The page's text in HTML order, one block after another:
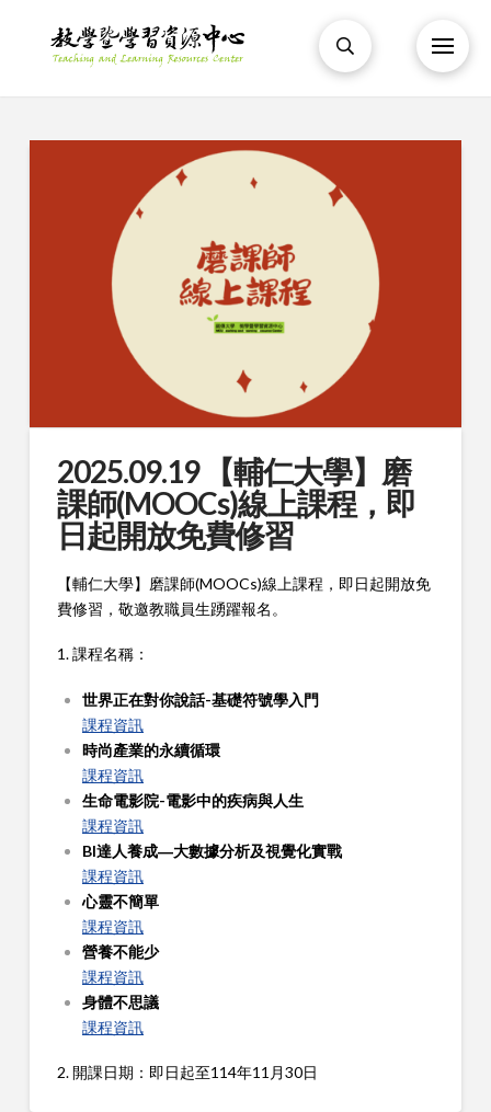
2025.09.19 【輔仁大學】磨
課師(MOOCs)線上課程，即
日起開放免費修習
【輔仁大學】磨課師(MOOCs)線上課程，即日起開放免
費修習，敬邀教職員生踴躍報名。
1. 課程名稱：
世界正在對你說話-基礎符號學入門
課程資訊
時尚產業的永續循環
課程資訊
生命電影院-電影中的疾病與人生
課程資訊
BI達人養成―大數據分析及視覺化實戰
課程資訊
心靈不簡單
課程資訊
營養不能少
課程資訊
身體不思議
課程資訊
2. 開課日期：即日起至114年11月30日